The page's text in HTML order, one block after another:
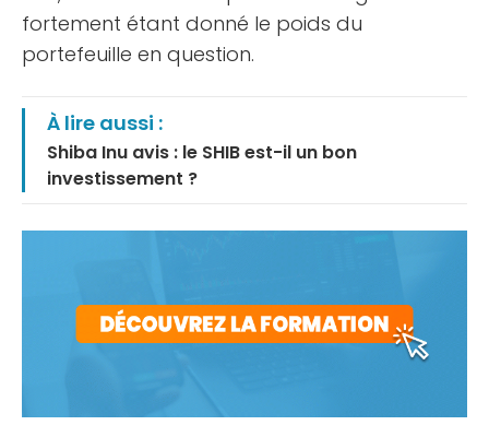
fortement étant donné le poids du
portefeuille en question.
À lire aussi :
Shiba Inu avis : le SHIB est-il un bon
investissement ?